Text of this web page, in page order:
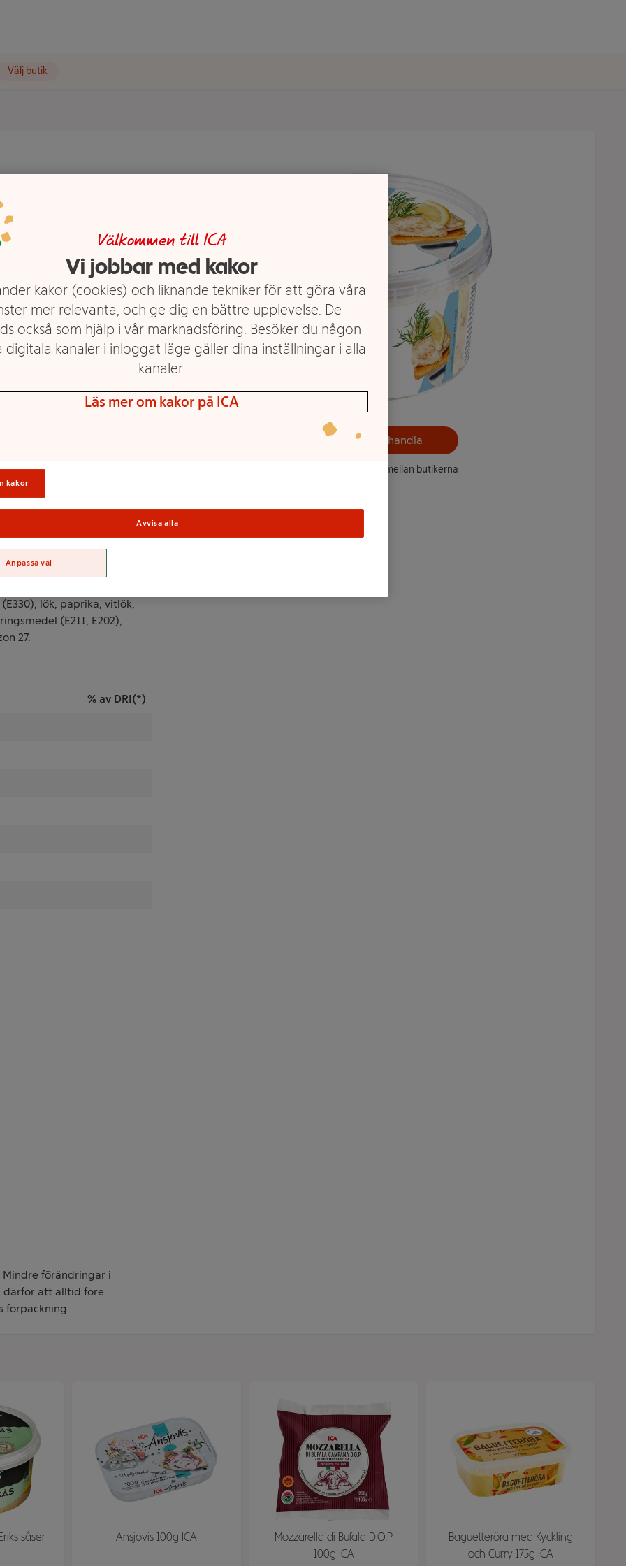
Välj butik
även bland annat
egna veganska toast
salt, modifierad
vatten), vita
kryddor (extrakt av
(dill, dragon),
konserveringsmedel
SENAPSFRÖ,
(salt,
lök, paprika, vitlök,
(E211, E202),
27.
% av DRI(*)
förändringar i
därför att alltid före
förpackning
Välj butik och handla
Sortimentet kan variera mellan butikerna
såser Ansjovis 100g ICA
Mozzarella di Bufala D.O.P
100g ICA
Baguetteröra med Kyckling
och Curry 175g ICA
Välkommen till ICA
Vi jobbar med kakor
kakor (cookies) och liknande tekniker för att göra våra
mer relevanta, och ge dig en bättre upplevelse. De
också som hjälp i vår marknadsföring. Besöker du någon
digitala kanaler i inloggat läge gäller dina inställningar i alla
kanaler.
Läs mer om kakor på ICA
kakor
Avvisa alla
Anpassa val